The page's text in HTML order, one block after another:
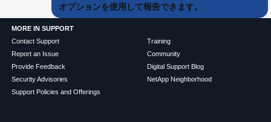
オプションを使用して報告できます。
MORE IN SUPPORT
Contact Support
Report an Issue
Provide Feedback
Security Advisories
Support Policies and Offerings
Training
Community
Digital Support Blog
NetApp Neighborhood